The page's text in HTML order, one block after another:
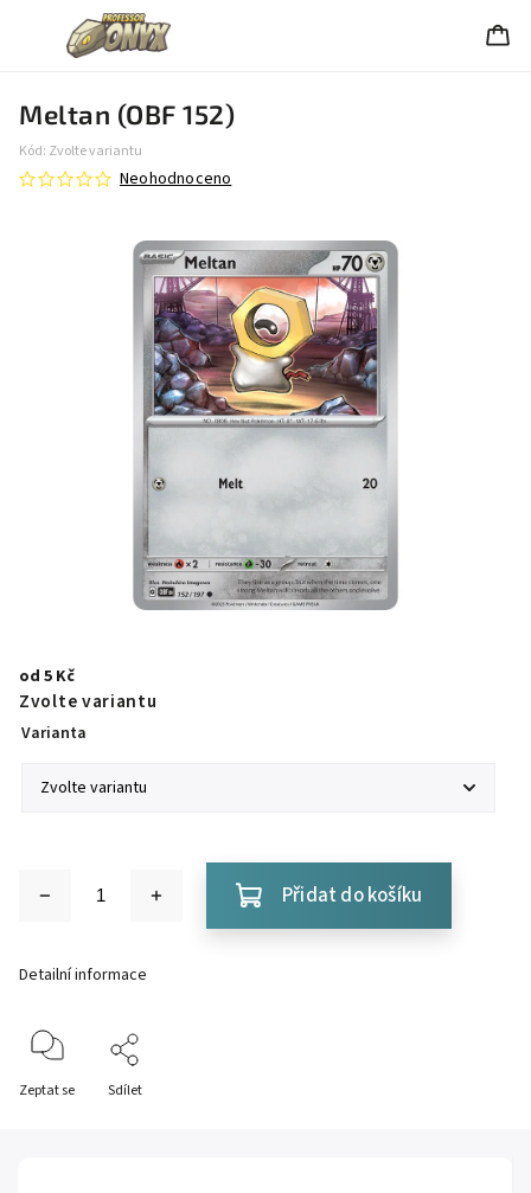
Meltan (OBF 152)
Kód: Zvolte variantu
Neohodnoceno
od 5 Kč
Zvolte variantu
Varianta
Přidat do košíku
Detailní informace
Zeptat se Sdílet